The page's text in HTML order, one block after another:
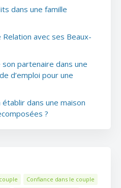
dans une famille
avec ses Beaux-
partenaire dans une
d’emploi pour une
dans une maison
?
Confiance dans le couple